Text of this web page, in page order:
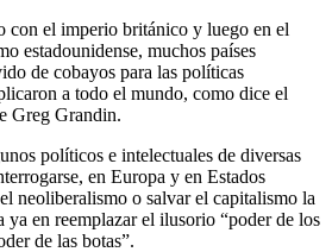
con el imperio británico y luego en el
estadounidense, muchos países
de cobayos para las políticas
a todo el mundo, como dice el
Greg Grandin.
políticos e intelectuales de diversas
en Europa y en Estados
neoliberalismo o salvar el capitalismo la
ya en reemplazar el ilusorio “poder de los
de las botas”.